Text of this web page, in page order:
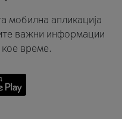
мобилна апликација
важни информации
време.